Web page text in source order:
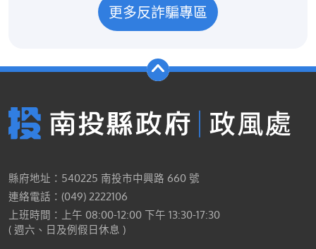
頁/資訊公開/打擊詐欺專區/宣導資
源」查閱（網址：
三、民眾如有索取實體書需求，請洽財
團法人犯罪被害人保護協會各地分會
https://www.avs.org.tw/page/27382）；
倘機關團體有大量索書需求，請另以書
約
更多反詐騙專區
縣府地址：540225 南投市中興路 660 號
連絡電話：(049) 2222106
上班時間：上午 08:00-12:00 下午 13:30-17:30
( 週六、日及例假日休息 )